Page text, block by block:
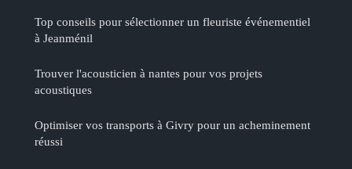
Top conseils pour sélectionner un fleuriste événementiel
à Jeanménil
Trouver l'acousticien à nantes pour vos projets
acoustiques
Optimiser vos transports à Givry pour un acheminement
réussi